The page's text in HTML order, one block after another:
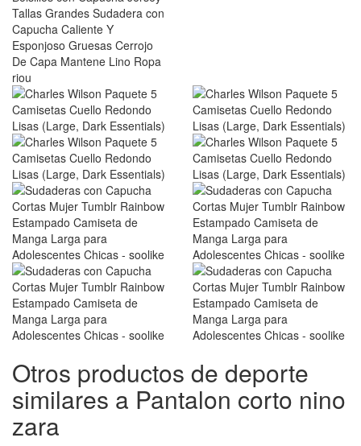
Otros productos de deporte
similares a Pantalon corto nino
zara